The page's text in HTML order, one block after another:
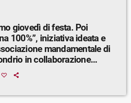
giovedì di festa. Poi
mandamentale di
in collaborazione